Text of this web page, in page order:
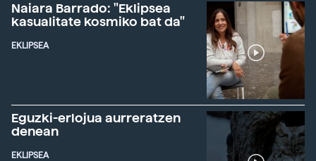
Naiara Barrado: "Eklipsea
kasualitate kosmiko bat da"
EKLIPSEA
Eguzki-erlojua aurreratzen
denean
EKLIPSEA